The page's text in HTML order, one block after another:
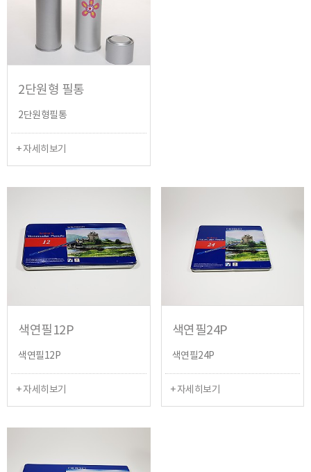
2단원형 필통
2단원형필통
+ 자세히보기
색연필12P
색연필12P
+ 자세히보기
색연필24P
색연필24P
+ 자세히보기